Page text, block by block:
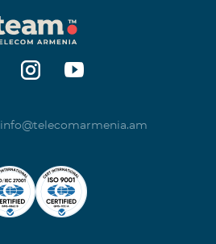
info@telecomarmenia.am